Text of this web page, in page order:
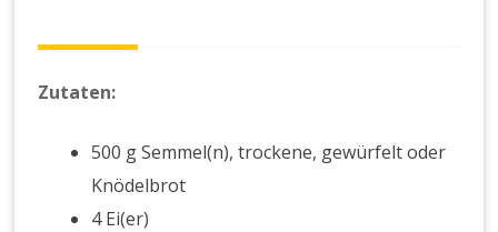
Zutaten:
500 g Semmel(n), trockene, gewürfelt oder
Knödelbrot
4 Ei(er)